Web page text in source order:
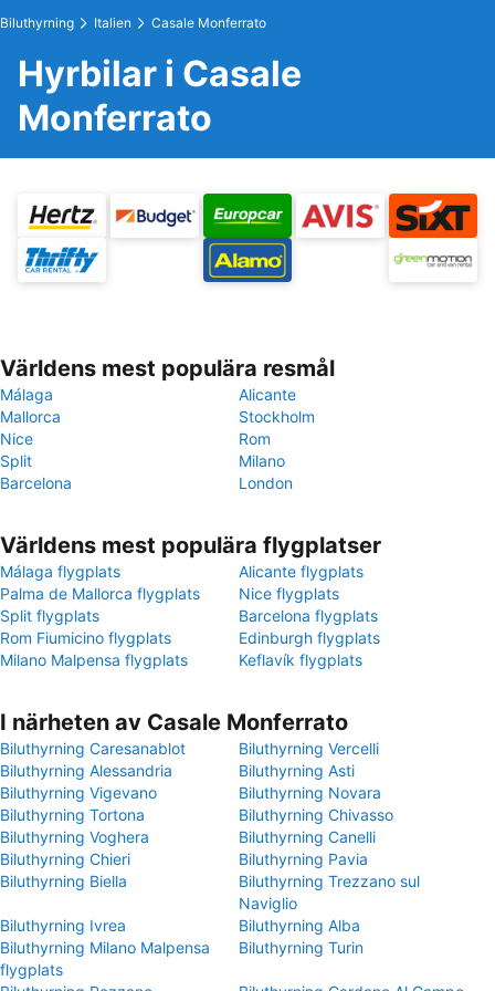
Biluthyrning Italien Casale Monferrato
Hyrbilar i Casale
Monferrato
Världens mest populära resmål
Málaga
Alicante
Mallorca
Stockholm
Nice
Rom
Split
Milano
Barcelona
London
Världens mest populära flygplatser
Málaga flygplats
Alicante flygplats
Palma de Mallorca flygplats
Nice flygplats
Split flygplats
Barcelona flygplats
Rom Fiumicino flygplats
Edinburgh flygplats
Milano Malpensa flygplats
Keflavík flygplats
I närheten av Casale Monferrato
Biluthyrning Caresanablot
Biluthyrning Vercelli
Biluthyrning Alessandria
Biluthyrning Asti
Biluthyrning Vigevano
Biluthyrning Novara
Biluthyrning Tortona
Biluthyrning Chivasso
Biluthyrning Voghera
Biluthyrning Canelli
Biluthyrning Chieri
Biluthyrning Pavia
Biluthyrning Biella
Biluthyrning Trezzano sul
Naviglio
Biluthyrning Ivrea
Biluthyrning Alba
Biluthyrning Milano Malpensa
flygplats
Biluthyrning Turin